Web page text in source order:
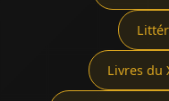
Livres du